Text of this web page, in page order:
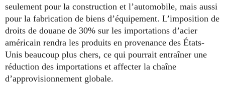
seulement pour la construction et l’automobile, mais aussi
pour la fabrication de biens d’équipement. L’imposition de
droits de douane de 30% sur les importations d’acier
américain rendra les produits en provenance des États-
Unis beaucoup plus chers, ce qui pourrait entraîner une
réduction des importations et affecter la chaîne
d’approvisionnement globale.